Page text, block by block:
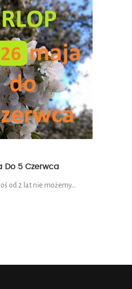
Do 5 Czerwca
od 2 lat nie możemy…